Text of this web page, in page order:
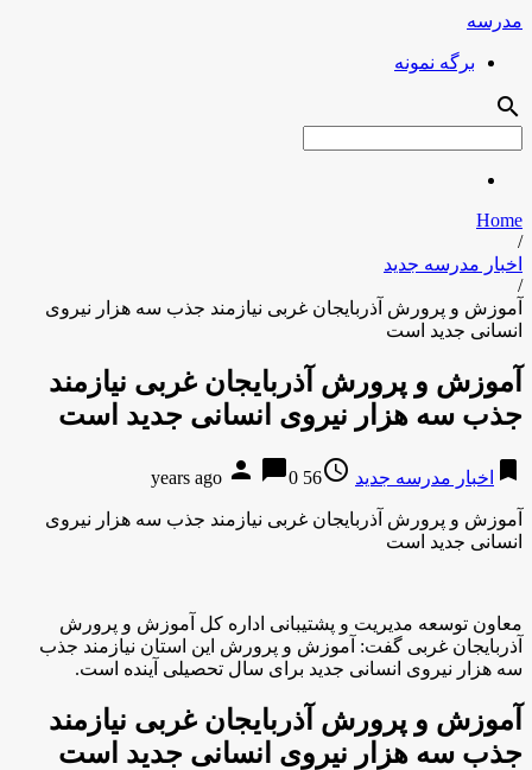
مدرسه
برگه نمونه
search
Home
/
اخبار مدرسه جدید
/
آموزش و پرورش آذربایجان غربی نیازمند جذب سه هزار نیروی
انسانی جدید است
آموزش و پرورش آذربایجان غربی نیازمند
جذب سه هزار نیروی انسانی جدید است
bookmark اخبار مدرسه جدید access_time
56 years ago
person chat_bubble0
آموزش و پرورش آذربایجان غربی نیازمند جذب سه هزار نیروی
انسانی جدید است
معاون توسعه مدیریت و پشتیبانی اداره کل آموزش و پرورش
آذربایجان غربی گفت: آموزش و پرورش این استان نیازمند جذب
سه هزار نیروی انسانی جدید برای سال تحصیلی آینده است.
آموزش و پرورش آذربایجان غربی نیازمند
جذب سه هزار نیروی انسانی جدید است